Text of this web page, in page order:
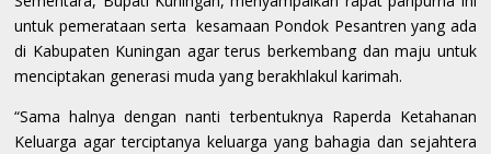
untuk pemerataan serta kesamaan Pondok Pesantren yang ada
di Kabupaten Kuningan agar terus berkembang dan maju untuk
menciptakan generasi muda yang berakhlakul karimah.
“Sama halnya dengan nanti terbentuknya Raperda Ketahanan
Keluarga agar terciptanya keluarga yang bahagia dan sejahtera